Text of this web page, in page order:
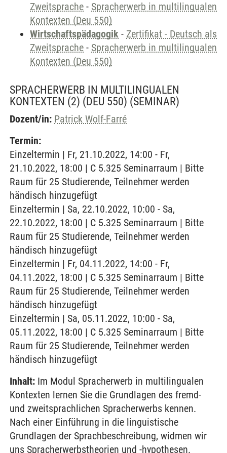
Zweitsprache - Spracherwerb in multilingualen
Kontexten (Deu 550)
Wirtschaftspädagogik - Zertifikat - Deutsch als
Zweitsprache - Spracherwerb in multilingualen
Kontexten (Deu 550)
SPRACHERWERB IN MULTILINGUALEN
KONTEXTEN (2) (DEU 550) (SEMINAR)
Dozent/in: Patrick Wolf-Farré
Termin:
Einzeltermin | Fr, 21.10.2022, 14:00 - Fr,
21.10.2022, 18:00 | C 5.325 Seminarraum | Bitte
Raum für 25 Studierende, Teilnehmer werden
händisch hinzugefügt
Einzeltermin | Sa, 22.10.2022, 10:00 - Sa,
22.10.2022, 18:00 | C 5.325 Seminarraum | Bitte
Raum für 25 Studierende, Teilnehmer werden
händisch hinzugefügt
Einzeltermin | Fr, 04.11.2022, 14:00 - Fr,
04.11.2022, 18:00 | C 5.325 Seminarraum | Bitte
Raum für 25 Studierende, Teilnehmer werden
händisch hinzugefügt
Einzeltermin | Sa, 05.11.2022, 10:00 - Sa,
05.11.2022, 18:00 | C 5.325 Seminarraum | Bitte
Raum für 25 Studierende, Teilnehmer werden
händisch hinzugefügt
Inhalt: Im Modul Spracherwerb in multilingualen
Kontexten lernen Sie die Grundlagen des fremd-
und zweitsprachlichen Spracherwerbs kennen.
Nach einer Einführung in die linguistische
Grundlagen der Sprachbeschreibung, widmen wir
uns Spracherwerbstheorien und -hypothesen.